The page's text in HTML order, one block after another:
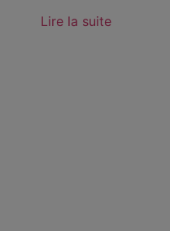
Lire la suite